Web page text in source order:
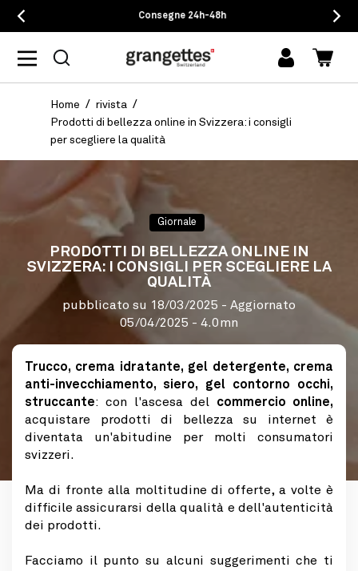
Consegne 24h-48h
Accedi
Home
rivista
Prodotti di bellezza online in Svizzera: i consigli
per scegliere la qualità
Giornale
PRODOTTI DI BELLEZZA ONLINE IN
SVIZZERA: I CONSIGLI PER SCEGLIERE LA
QUALITÀ
pubblicato su 18/03/2025 - Aggiornato
05/04/2025 - 4.0mn
Trucco, crema idratante, gel detergente, crema
anti-invecchiamento, siero, gel contorno occhi,
struccante: con l'ascesa del commercio online,
acquistare prodotti di bellezza su internet è
diventata un'abitudine per molti consumatori
svizzeri.
Ma di fronte alla moltitudine di offerte, a volte è
difficile assicurarsi della qualità e dell'autenticità
dei prodotti.
Facciamo il punto su alcuni suggerimenti che ti